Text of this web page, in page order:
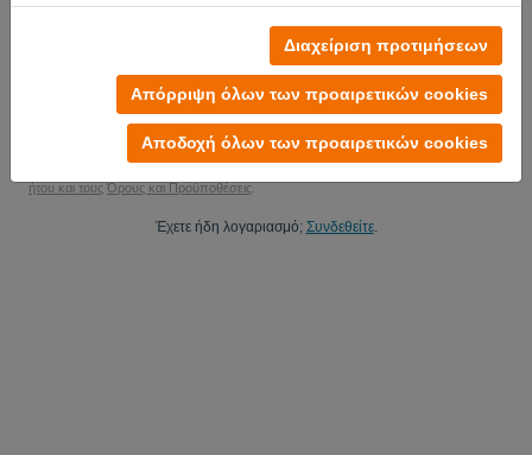
Διαχείριση προτιμήσεων
Απόρριψη όλων των προαιρετικών cookies
Αποδοχή όλων των προαιρετικών cookies
Ξεκινήστε τη δωρεάν δοκιμή σας
Δεν απαιτείται πιστωτική κάρτα
Δεν υπάρχουν δεσμεύσεις! 100% χωρίς δέσμευση
Τα δεδομένα σας είναι 100% ασφαλή
ήτου και τους Όρους και Προϋποθέσεις.
Έχετε ήδη λογαριασμό; Συνδεθείτε.